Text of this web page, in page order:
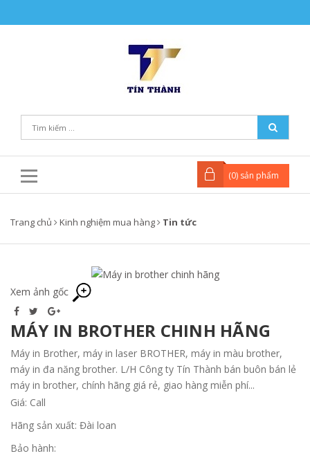
(0) sản phẩm
Trang chủ Kinh nghiệm mua hàng Tin tức
Xem ảnh gốc
MÁY IN BROTHER CHINH HÃNG
Máy in Brother, máy in laser BROTHER, máy in màu brother,
máy in đa năng brother. L/H Công ty Tín Thành bán buôn bán lẻ
máy in brother, chính hãng giá rẻ, giao hàng miễn phí...
Giá: Call
Hãng sản xuất: Đài loan
Bảo hành: